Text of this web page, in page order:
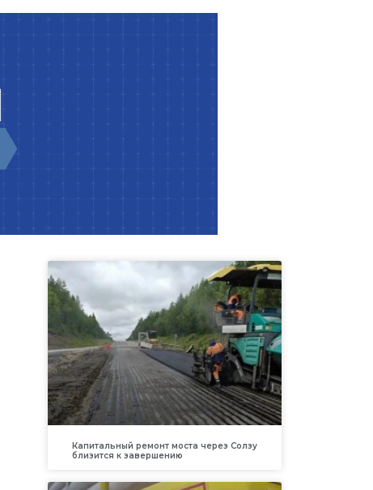
Капитальный ремонт моста через Солзу
близится к завершению